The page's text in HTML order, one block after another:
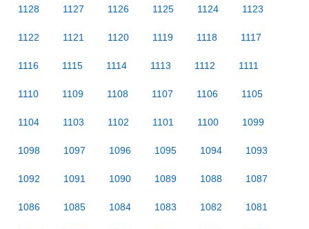
1128 1127 1126 1125 1124 1123
1122 1121 1120 1119 1118 1117
1116 1115 1114 1113 1112 1111
1110 1109 1108 1107 1106 1105
1104 1103 1102 1101 1100 1099
1098 1097 1096 1095 1094 1093
1092 1091 1090 1089 1088 1087
1086 1085 1084 1083 1082 1081